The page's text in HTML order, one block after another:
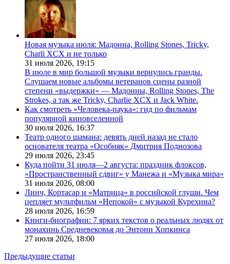
Новая музыка июля: Мадонна, Rolling Stones, Tricky,
Charli XCX и не только
31 июля 2026, 19:15
В июле в мир большой музыки вернулись гранды.
Слушаем новые альбомы ветеранов сцены разной
степени «выдержки» — Мадонны, Rolling Stones, The
Strokes, а так же Tricky, Charlie XCX и Jack White.
Как смотреть «Человека-паука»: гид по фильмам
популярной киновселенной
30 июля 2026, 16:37
Театр одного шамана: девять дней назад не стало
основателя театра «Особняк» Дмитрия Поднозова
29 июля 2026, 23:45
Куда пойти 31 июля—2 августа: праздник флоксов,
«Пространственный сдвиг» у Манежа и «Музыка мира»
31 июля 2026, 08:00
Линч, Кортасар и «Матрица» в российской глуши. Чем
цепляет мультфильм «Непокой» с музыкой Курехина?
28 июля 2026, 16:59
Книги-биографии: 7 ярких текстов о реальных людях от
монахинь Средневековья до Энтони Хопкинса
27 июля 2026, 18:00
Предыдущие статьи